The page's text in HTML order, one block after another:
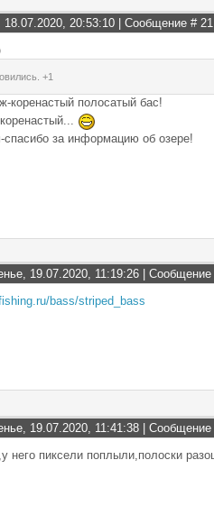
18.07.2020, 20:53:10 | Сообщение # 21
+1
коренастый полосатый бас!
за информацию об озере!
19.07.2020, 11:19:26 |
bass/striped_bass
19.07.2020, 11:41:38 |
него пиксели поплыли,полоски